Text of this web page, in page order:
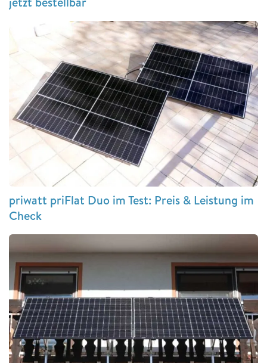
priwatt priFlat Duo im Test: Preis & Leistung im
Check